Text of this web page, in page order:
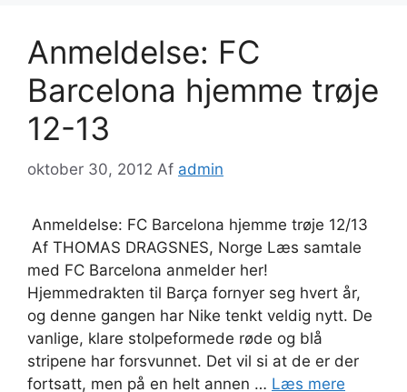
Anmeldelse: FC
Barcelona hjemme trøje
12-13
oktober 30, 2012 Af admin
Anmeldelse: FC Barcelona hjemme trøje 12/13
Af THOMAS DRAGSNES, Norge Læs samtale
med FC Barcelona anmelder her!
Hjemmedrakten til Barça fornyer seg hvert år,
og denne gangen har Nike tenkt veldig nytt. De
vanlige, klare stolpeformede røde og blå
stripene har forsvunnet. Det vil si at de er der
fortsatt, men på en helt annen … Læs mere